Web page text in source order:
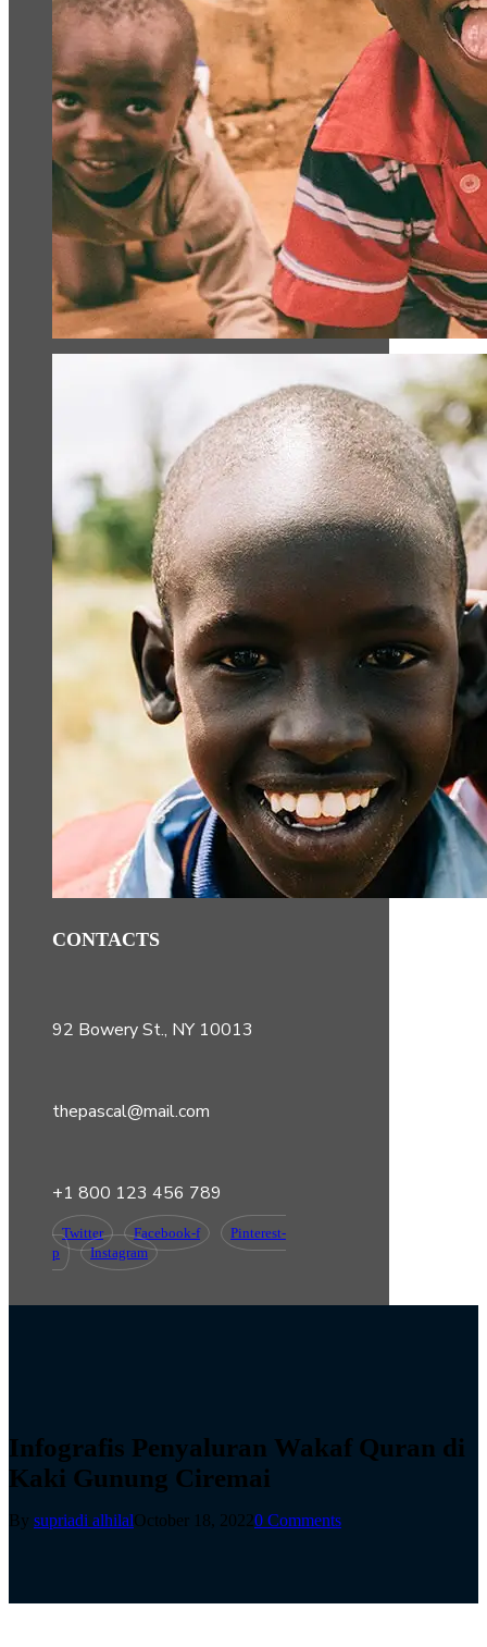
CONTACTS
92 Bowery St., NY 10013
thepascal@mail.com
+1 800 123 456 789
Twitter Facebook-f
Pinterest-
p
Instagram
Infografis Penyaluran Wakaf Quran di
Kaki Gunung Ciremai
By supriadi alhilalOctober 18, 20220 Comments